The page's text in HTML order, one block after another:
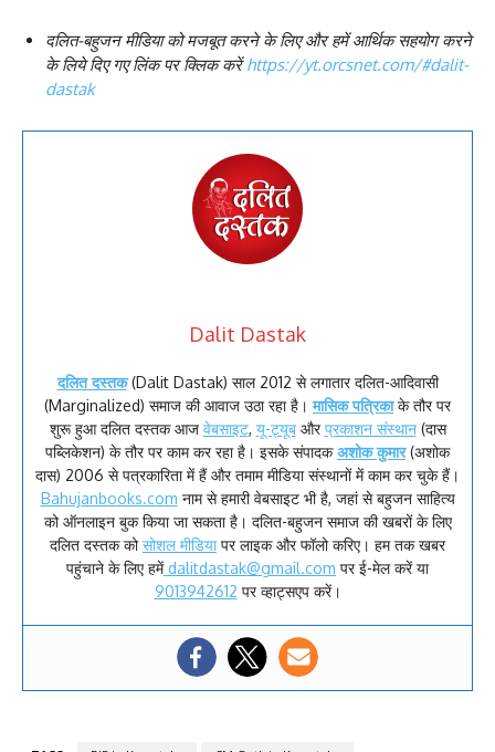
दलित-बहुजन मीडिया को मजबूत करने के लिए और हमें आर्थिक सहयोग करने
के लिये दिए गए लिंक पर क्लिक करेंhttps://yt.orcsnet.com/#dalit-
dastak
Dalit Dastak
दलित दस्तक (Dalit Dastak) साल 2012 से लगातार दलित-आदिवासी
(Marginalized) समाज की आवाज उठा रहा है।मासिक पत्रिकाके तौर पर
शुरू हुआ दलित दस्तक आज वेबसाइट, यू-ट्यूबऔरप्रकाशन संस्थान(दास
पब्लिकेशन) के तौर पर काम कर रहा है। इसके संपादक अशोक कुमार (अशोक
दास) 2006 से पत्रकारिता में हैं और तमाम मीडिया संस्थानों में काम कर चुके हैं।
Bahujanbooks.com नाम से हमारी वेबसाइट भी है, जहां से बहुजन साहित्य
को ऑनलाइन बुक किया जा सकता है। दलित-बहुजन समाज की खबरों के लिए
दलित दस्तक कोसोशल मीडियापर लाइक और फॉलो करिए। हम तक खबर
पहुंचाने के लिए हमेंdalitdastak@gmail.com पर ई-मेल करें या
9013942612 पर व्हाट्सएप करें।